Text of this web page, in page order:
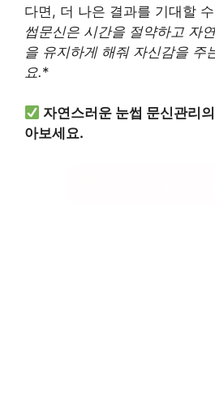
다면, 더 나은 결과를 기대할
썹문신은 시간을 절약하고 자
을 유지하게 해줘 자신감을 주
요.*
자연스러운 눈썹 문신관리
아보세요.